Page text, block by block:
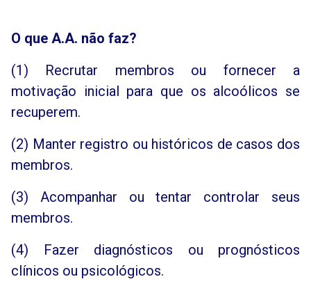
O que A.A. não faz?
(1) Recrutar membros ou fornecer a
motivação inicial para que os alcoólicos se
recuperem.
(2) Manter registro ou históricos de casos dos
membros.
(3) Acompanhar ou tentar controlar seus
membros.
(4) Fazer diagnósticos ou prognósticos
clínicos ou psicológicos.